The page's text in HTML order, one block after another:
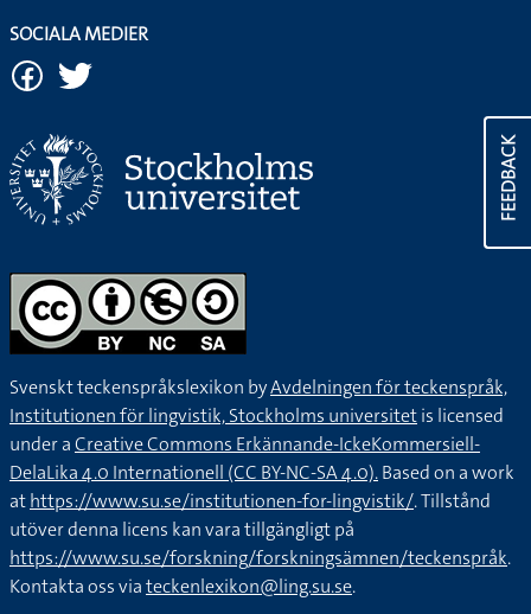
FEEDBACK
SOCIALA MEDIER
Svenskt teckenspråkslexikon byAvdelningen för teckenspråk,
Institutionen för lingvistik, Stockholms universitetis licensed
under aCreative Commons Erkännande-IckeKommersiell-
DelaLika 4.0 Internationell (CC BY-NC-SA 4.0).Based on a work
athttps://www.su.se/institutionen-for-lingvistik/. Tillstånd
utöver denna licens kan vara tillgängligt på
https://www.su.se/forskning/forskningsämnen/teckenspråk.
Kontakta oss viateckenlexikon@ling.su.se.